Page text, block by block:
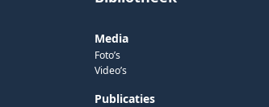
Media
Foto’s
Video’s
Publicaties